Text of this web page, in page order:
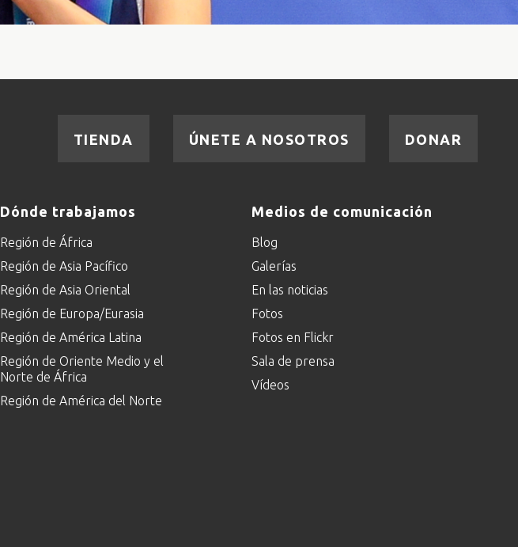
DONAR
ÚNETE A NOSOTROS
TIENDA
Dónde trabajamos
Región de África
Región de Asia Pacífico
Región de Asia Oriental
Región de Europa/Eurasia
Región de América Latina
Región de Oriente Medio y el
Norte de África
Región de América del Norte
Medios de comunicación
Blog
Galerías
En las noticias
Fotos
Fotos en Flickr
Sala de prensa
Vídeos